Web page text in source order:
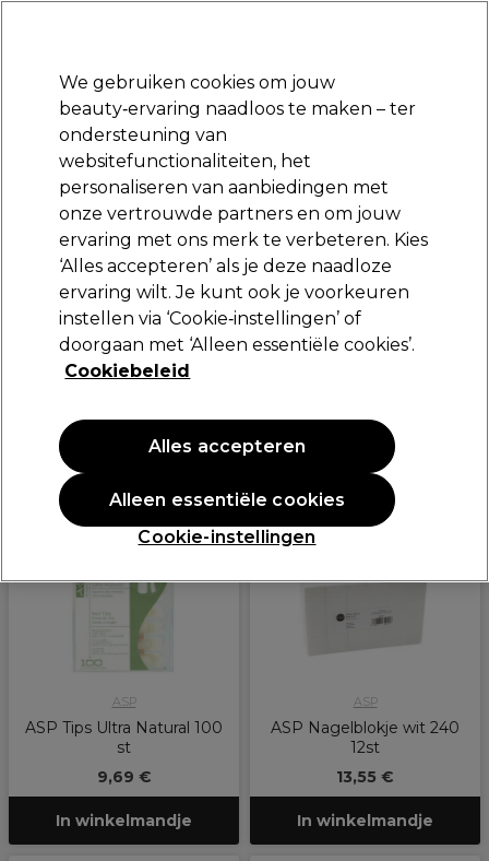
Aanmelden
Merken Deals Haar Elektra
Gratis Retourneren
Gratis bezorging vanaf slechts €40
Salon interieur Nagel tools Nageltips
Nageltips
Sorteren op:Relevantie
ASP
ASP Tips Ultra Natural 100
st
9,69 €
In winkelmandje
ASP
ASP Nagelblokje wit 240
12st
13,55 €
In winkelmandje
We gebruiken cookies om jouw
beauty‑ervaring naadloos te maken – ter
ondersteuning van
websitefunctionaliteiten, het
personaliseren van aanbiedingen met
onze vertrouwde partners en om jouw
ervaring met ons merk te verbeteren. Kies
‘Alles accepteren’ als je deze naadloze
ervaring wilt. Je kunt ook je voorkeuren
instellen via ‘Cookie‑instellingen’ of
doorgaan met ‘Alleen essentiële cookies’.
Cookiebeleid
Cookie-instellingen
Alleen essentiële cookies
Alles accepteren